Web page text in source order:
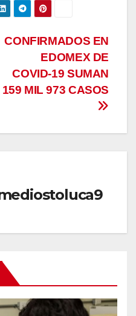
CONFIRMADOS EN
EDOMEX DE
COVID-19 SUMAN
159 MIL 973 CASOS